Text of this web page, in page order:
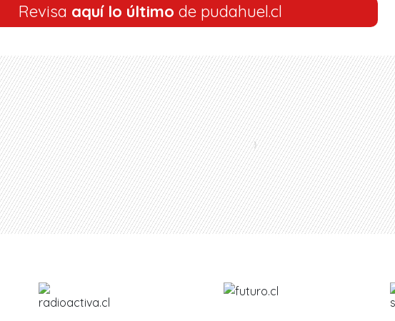
Revisa aquí lo último de pudahuel.cl